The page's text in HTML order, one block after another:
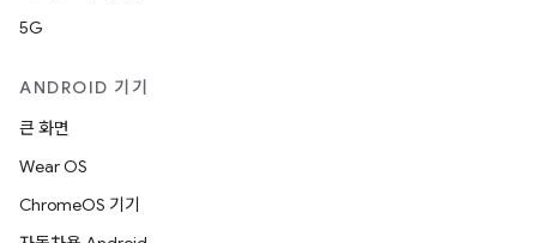
5G
ANDROID 기기
큰 화면
Wear OS
ChromeOS 기기